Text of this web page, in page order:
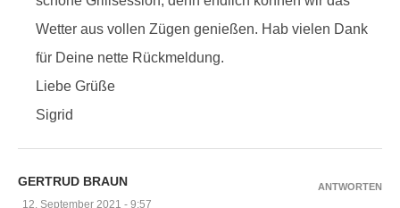
Wetter aus vollen Zügen genießen. Hab vielen Dank
für Deine nette Rückmeldung.
Liebe Grüße
Sigrid
GERTRUD BRAUN
12. September 2021 - 9:57
ANTWORTEN